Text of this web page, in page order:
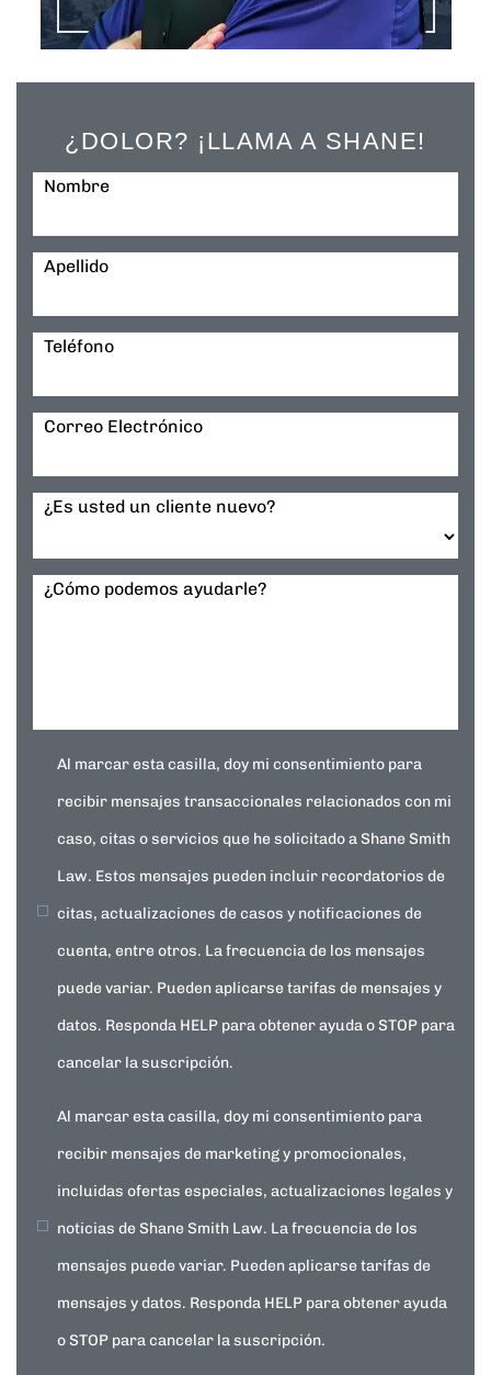
¿DOLOR? ¡LLAMA A SHANE!
Nombre
Apellido
Teléfono
Correo Electrónico
¿Es usted un cliente nuevo?
¿Cómo podemos ayudarle?
Al marcar esta casilla, doy mi consentimiento para
recibir mensajes transaccionales relacionados con mi
caso, citas o servicios que he solicitado a Shane Smith
Law. Estos mensajes pueden incluir recordatorios de
citas, actualizaciones de casos y notificaciones de
cuenta, entre otros. La frecuencia de los mensajes
puede variar. Pueden aplicarse tarifas de mensajes y
datos. Responda HELP para obtener ayuda o STOP para
cancelar la suscripción.
Al marcar esta casilla, doy mi consentimiento para
recibir mensajes de marketing y promocionales,
incluidas ofertas especiales, actualizaciones legales y
noticias de Shane Smith Law. La frecuencia de los
mensajes puede variar. Pueden aplicarse tarifas de
mensajes y datos. Responda HELP para obtener ayuda
o STOP para cancelar la suscripción.